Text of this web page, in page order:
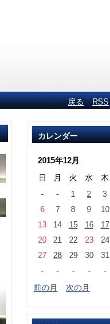
戻る RSS
カレンダー
2015年12月
日
月 火 水 木
-
- 1 2 3
6
7 8 9 10
13
14 15 16 17
20
21 22 23 24
27
28 29 30 31
-
- - - -
前の月
次の月